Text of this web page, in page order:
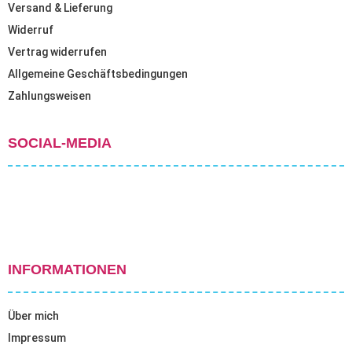
Versand & Lieferung
Widerruf
Vertrag widerrufen
Allgemeine Geschäftsbedingungen
Zahlungsweisen
SOCIAL-MEDIA
INFORMATIONEN
Über mich
Impressum